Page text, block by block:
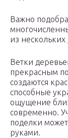
Важно
из нескольких
Ветки
прекрасным
создаются
способные
ощущение
современно.
поделки
руками.